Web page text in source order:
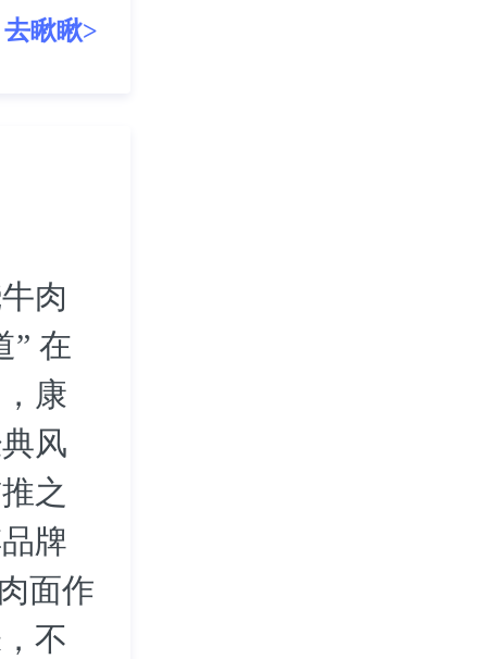
去瞅瞅>
肉
” 在
康
风
之
牌
面作
不